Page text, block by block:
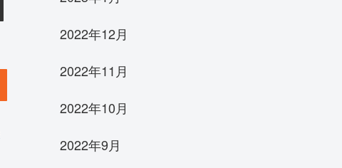
2022年12月
2022年11月
2022年10月
2022年9月